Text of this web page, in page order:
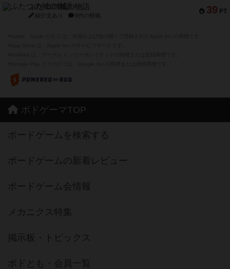
39 PT
ふたつの城の物語
紹介文あり 6件の投稿
ボドゲーマTOP
ボードゲームを検索する
ボードゲームの新着レビュー
ボードゲーム会情報
メカニクス特集
掲示板・トピックス
ボドとも・会員一覧